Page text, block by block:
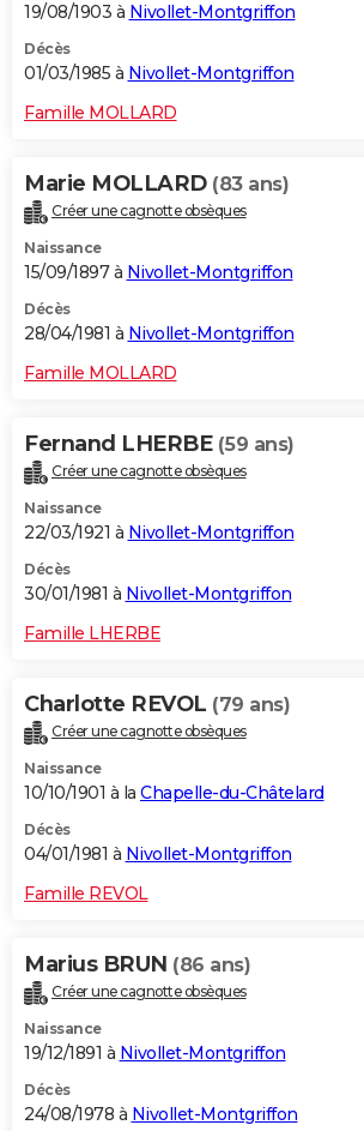
19/08/1903 à Nivollet-Montgriffon
Décès
01/03/1985 à Nivollet-Montgriffon
Famille MOLLARD
Marie MOLLARD (83 ans)
Créer une cagnotte obsèques
Naissance
15/09/1897 à Nivollet-Montgriffon
Décès
28/04/1981 à Nivollet-Montgriffon
Famille MOLLARD
Fernand LHERBE (59 ans)
Créer une cagnotte obsèques
Naissance
22/03/1921 à Nivollet-Montgriffon
Décès
30/01/1981 à Nivollet-Montgriffon
Famille LHERBE
Charlotte REVOL (79 ans)
Créer une cagnotte obsèques
Naissance
10/10/1901 à la Chapelle-du-Châtelard
Décès
04/01/1981 à Nivollet-Montgriffon
Famille REVOL
Marius BRUN (86 ans)
Créer une cagnotte obsèques
Naissance
19/12/1891 à Nivollet-Montgriffon
Décès
24/08/1978 à Nivollet-Montgriffon